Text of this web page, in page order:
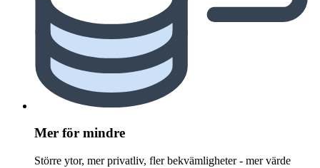
Mer för mindre
Större ytor, mer privatliv, fler bekvämligheter - mer värde